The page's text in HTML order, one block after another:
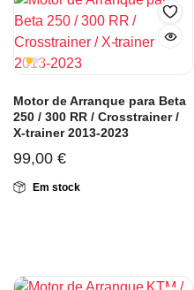
Motor de Arranque para Beta
250 / 300 RR / Crosstrainer /
X-trainer 2013-2023
99,00 €
Em stock